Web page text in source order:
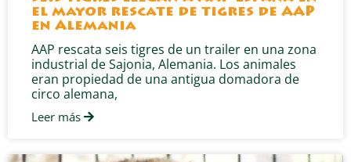
el mayor rescate de tigres de AAP
en Alemania
AAP rescata seis tigres de un trailer en una zona
industrial de Sajonia, Alemania. Los animales
eran propiedad de una antigua domadora de
circo alemana,
Leer más